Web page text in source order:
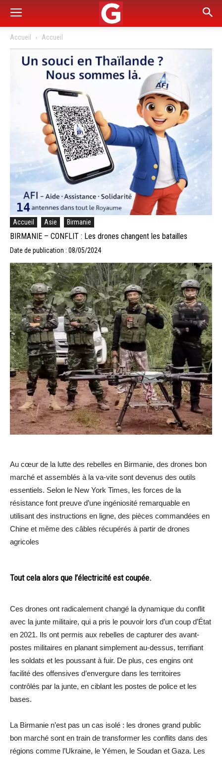
Accueil Accueil
Accueil Asie Birmanie
BIRMANIE – CONFLIT : Les drones changent les batailles
Date de publication : 08/05/2024
Au cœur de la lutte des rebelles en Birmanie, des drones bon
marché et assemblés à la va-vite sont devenus des outils
essentiels. Selon le New York Times, les forces de la
résistance font preuve d’une ingéniosité remarquable en
utilisant des instructions en ligne, des pièces commandées en
Chine et même des câbles récupérés à partir de drones
agricoles
Tout cela alors que l’électricité est coupée.
Ces drones ont radicalement changé la dynamique du conflit
avec la junte militaire, qui a pris le pouvoir lors d’un coup d’État
en 2021. Ils ont permis aux rebelles de capturer des avant-
postes militaires en planant simplement au-dessus, terrifiant
les soldats et les poussant à fuir. De plus, ces engins ont
facilité des offensives d’envergure dans les territoires
contrôlés par la junte, en ciblant les postes de police et les
bases.
La Birmanie n’est pas un cas isolé : les drones grand public
bon marché sont en train de transformer les conflits dans des
régions comme l’Ukraine, le Yémen, le Soudan et Gaza. Les